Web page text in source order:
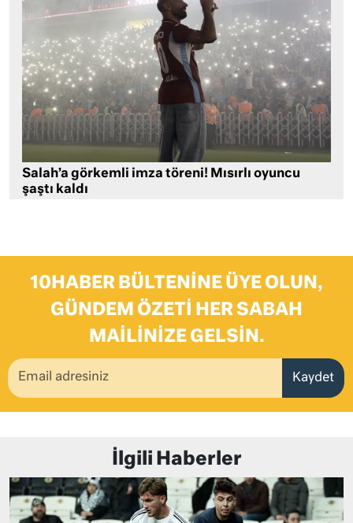
Salah’a görkemli imza töreni! Mısırlı oyuncu
şaştı kaldı
10HABER BÜLTENINE ÜYE OLUN,
GÜNDEM ÖZETI HER SABAH
MAILINIZE GELSIN.
Kaydet
İlgili Haberler